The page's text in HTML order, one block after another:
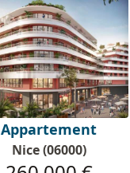
Appartement
Nice (06000)